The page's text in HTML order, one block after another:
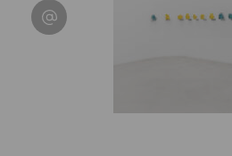
Condividi su Email